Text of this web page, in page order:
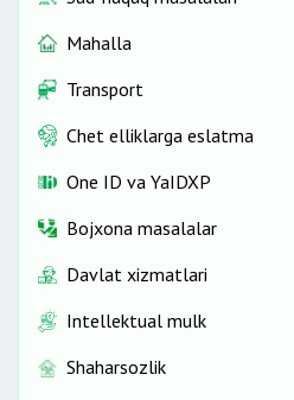
Mahalla
Transport
Chet elliklarga eslatma
One ID vа YaIDXP
Bojxona masalalar
Davlat xizmatlari
Intellektual mulk
Shaharsozlik